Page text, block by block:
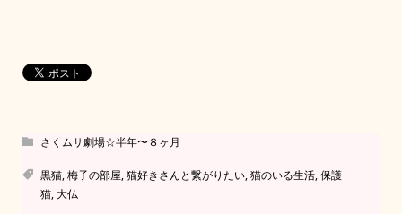
さくムサ劇場☆半年〜８ヶ月
黒猫,梅子の部屋,猫好きさんと繋がりたい,猫のいる生活,保護
猫,大仏